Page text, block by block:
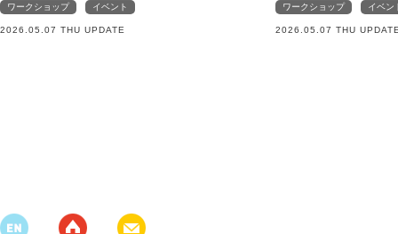
ワークショップ イベント
2026.05.07 THU UPDATE
ワークショップ イベン
2026.05.07 THU